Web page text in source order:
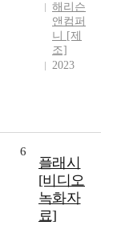
해리슨
앤컴퍼
니 [제
조]
2023
6
플래시
[비디오
녹화자
료]